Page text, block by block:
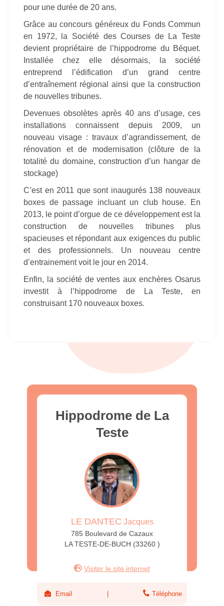
pour une durée de 20 ans.
Grâce au concours généreux du Fonds Commun
en 1972, la Société des Courses de La Teste
devient propriétaire de l’hippodrome du Béquet.
Installée chez elle désormais, la société
entreprend l’édification d’un grand centre
d’entraînement régional ainsi que la construction
de nouvelles tribunes.
Devenues obsolètes après 40 ans d’usage, ces
installations connaissent depuis 2009, un
nouveau visage : travaux d’agrandissement, de
rénovation et de modernisation (clôture de la
totalité du domaine, construction d’un hangar de
stockage)
C’est en 2011 que sont inaugurés 138 nouveaux
boxes de passage incluant un club house. En
2013, le point d’orgue de ce développement est la
construction de nouvelles tribunes plus
spacieuses et répondant aux exigences du public
et des professionnels. Un nouveau centre
d’entrainement voit le jour en 2014.
Enfin, la société de ventes aux enchères Osarus
investit à l’hippodrome de La Teste, en
construisant 170 nouveaux boxes.
Hippodrome de La
Teste
LE DANTEC Jacques
785 Boulevard de Cazaux
LA TESTE-DE-BUCH (33260 )
Visiter le site internet
Email Téléphone